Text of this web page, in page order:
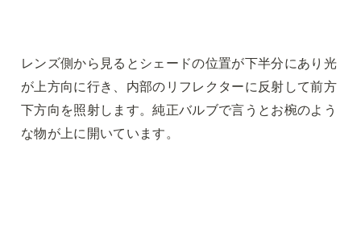
レンズ側から見るとシェードの位置が下半分にあり光
が上方向に行き、内部のリフレクターに反射して前方
下方向を照射します。純正バルブで言うとお椀のよう
な物が上に開いています。